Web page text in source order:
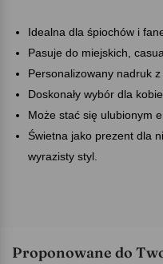
Idealna dla śpiochów i
Pasuje do miejskich,
Personalizowany nadruk
Doskonały wybór dla
Może stać się ulubionym
Świetna jako prezent dla
wyrazisty styl.
Proponowane do